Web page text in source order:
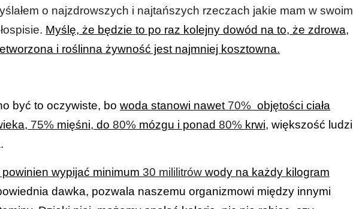
o najzdrowszych i najtańszych rzeczach jakie mam w swoim
Myślę, że będzie to po raz kolejny dowód na to, że zdrowa,
i roślinna żywność jest najmniej kosztowna.
być to oczywiste, bo woda stanowi nawet 70% objętości ciała
75% mięśni, do 80% mózgu i ponad 80% krwi, większość ludzi
powinien wypijać minimum 30 mililitrów wody na każdy kilogram
dawka, pozwala naszemu organizmowi między innymi